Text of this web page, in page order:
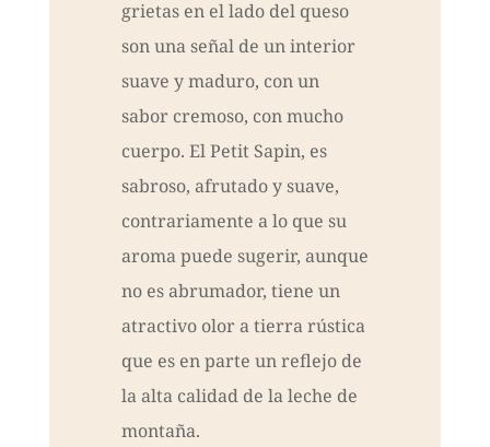
grietas en el lado del queso
son una señal de un interior
suave y maduro, con un
sabor cremoso, con mucho
cuerpo. El Petit Sapin, es
sabroso, afrutado y suave,
contrariamente a lo que su
aroma puede sugerir, aunque
no es abrumador, tiene un
atractivo olor a tierra rústica
que es en parte un reflejo de
la alta calidad de la leche de
montaña.